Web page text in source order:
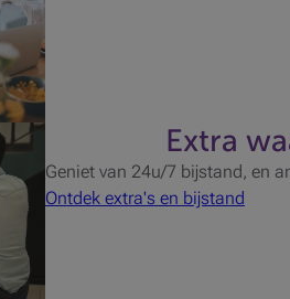
Extra
Geniet van 24u/7 bijstand, en
Ontdek extra's en bijstand